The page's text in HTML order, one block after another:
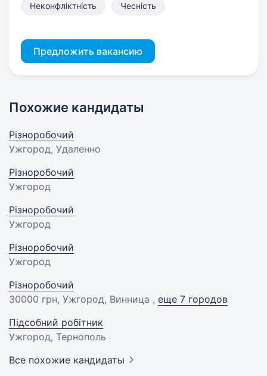
Неконфліктність Чесність
Предложить вакансию
Похожие кандидаты
Різноробочий
Ужгород, Удаленно
Різноробочий
Ужгород
Різноробочий
Ужгород
Різноробочий
Ужгород
Різноробочий
30000 грн, Ужгород, Винница , еще 7 городов
Підсобний робітник
Ужгород, Тернополь
Все похожие кандидаты